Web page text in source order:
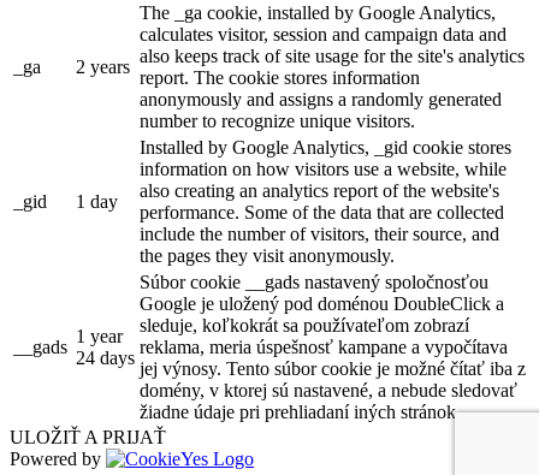
_ga 2 years
The _ga cookie, installed by Google Analytics,
calculates visitor, session and campaign data and
also keeps track of site usage for the site's analytics
report. The cookie stores information
anonymously and assigns a randomly generated
number to recognize unique visitors.
_gid 1 day
Installed by Google Analytics, _gid cookie stores
information on how visitors use a website, while
also creating an analytics report of the website's
performance. Some of the data that are collected
include the number of visitors, their source, and
the pages they visit anonymously.
__gads
1 year
24 days
Súbor cookie __gads nastavený spoločnosťou
Google je uložený pod doménou DoubleClick a
sleduje, koľkokrát sa používateľom zobrazí
reklama, meria úspešnosť kampane a vypočítava
jej výnosy. Tento súbor cookie je možné čítať iba z
domény, v ktorej sú nastavené, a nebude sledovať
žiadne údaje pri prehliadaní iných stránok.
ULOŽIŤ A PRIJAŤ
Powered by